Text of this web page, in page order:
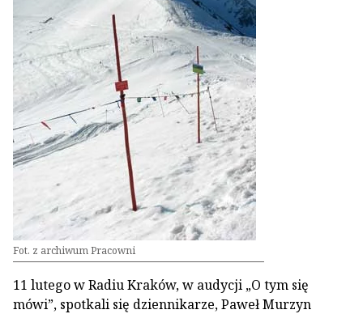
Fot. z archiwum Pracowni
11 lutego w Radiu Kraków, w audycji „O tym się
mówi”, spotkali się dziennikarze, Paweł Murzyn